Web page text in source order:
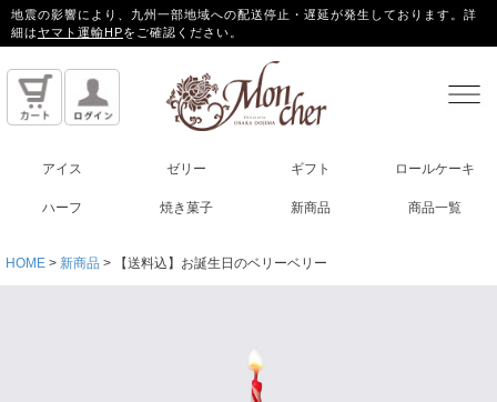
地震の影響により、九州一部地域への配送停止・遅延が発生しております。詳
細はヤマト運輸HPをご確認ください。
アイス ゼリー ギフト ロールケーキ
ハーフ 焼き菓子 新商品 商品一覧
HOME 新商品 【送料込】お誕生日のベリーベリー